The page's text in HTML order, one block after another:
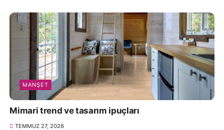
MANŞET
Mimari trend ve tasarım ipuçları
TEMMUZ 27, 2026